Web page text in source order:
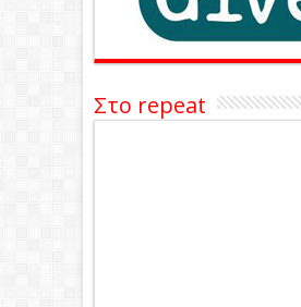
Στο repeat